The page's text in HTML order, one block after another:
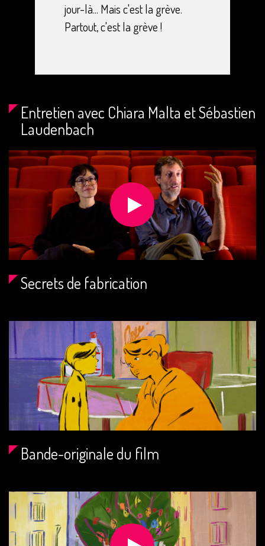
jour-là... Mais c'est la grève.
Partout, c'est la grève !
Entretien avec Chiara Malta et Sébastien
Laudenbach
Secrets de fabrication
Bande-originale du film